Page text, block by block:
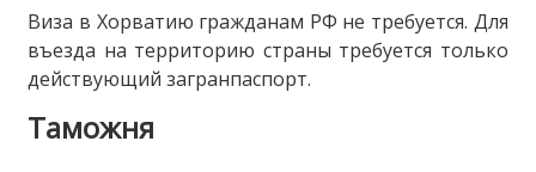
Виза в Хорватию гражданам РФ не требуется. Для
въезда на территорию страны требуется только
действующий загранпаспорт.
Таможня